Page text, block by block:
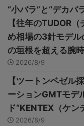
“小バラ”と“デカバ
【往年のTUDOR
め相場の3針モデル
の垣根を超える腕
2026/8/9
【ツートンベゼル
ーションGMTモデ
ド“KENTEX（ケン
2026/8/9